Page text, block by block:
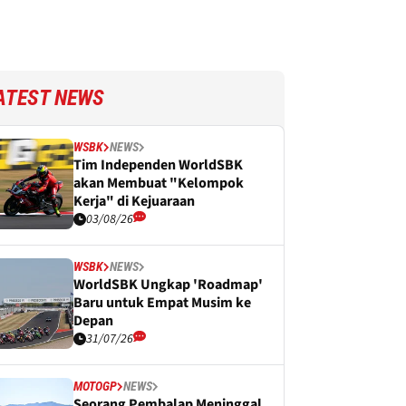
NEWS
WSBK NEWS
Tim Independen WorldSBK
akan Membuat "Kelompok
Kerja" di Kejuaraan
03/08/26
WSBK NEWS
WorldSBK Ungkap 'Roadmap'
Baru untuk Empat Musim ke
Depan
31/07/26
MOTOGP NEWS